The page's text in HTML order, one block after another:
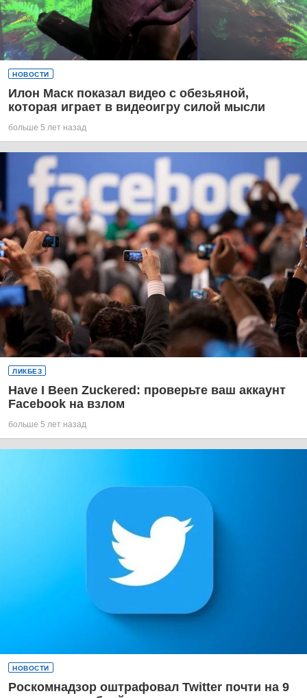
НОВОСТИ
Илон Маск показал видео с обезьяной,
которая играет в видеоигру силой мысли
больше 5 лет назад
ЛИКБЕЗ
Have I Been Zuckered: проверьте ваш аккаунт
Facebook на взлом
больше 5 лет назад
НОВОСТИ
Роскомнадзор оштрафовал Twitter почти на 9